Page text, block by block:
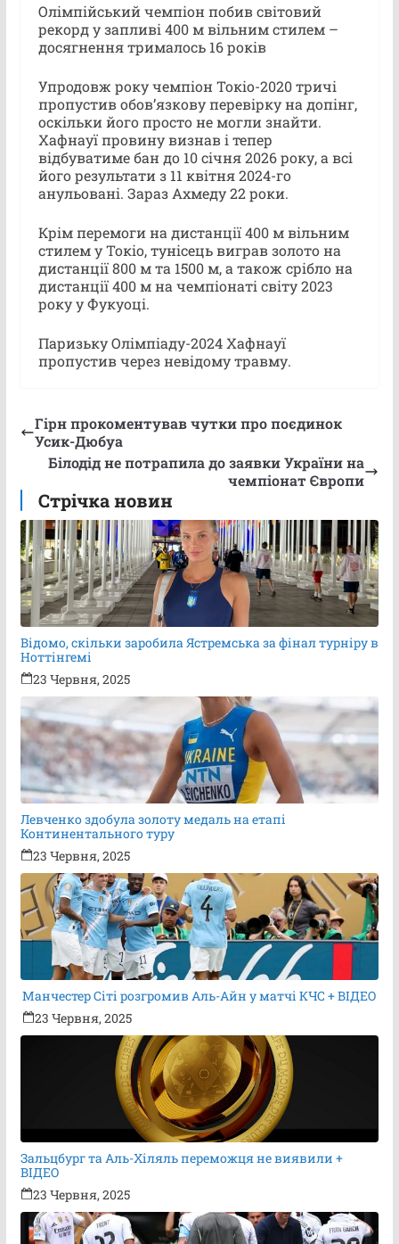
Олімпійський чемпіон побив світовий
рекорд у запливі 400 м вільним стилем –
досягнення трималось 16 років
Упродовж року чемпіон Токіо-2020 тричі
пропустив обов’язкову перевірку на допінг,
оскільки його просто не могли знайти.
Хафнауї провину визнав і тепер
відбуватиме бан до 10 січня 2026 року, а всі
його результати з 11 квітня 2024-го
анульовані. Зараз Ахмеду 22 роки.
Крім перемоги на дистанції 400 м вільним
стилем у Токіо, тунісець виграв золото на
дистанції 800 м та 1500 м, а також срібло на
дистанції 400 м на чемпіонаті світу 2023
року у Фукуоці.
Паризьку Олімпіаду-2024 Хафнауї
пропустив через невідому травму.
Гірн прокоментував чутки про поєдинок
Усик-Дюбуа
Білодід не потрапила до заявки України на
чемпіонат Європи
Стрічка новин
Відомо, скільки заробила Ястремська за фінал турніру в
Ноттінгемі
23 Червня, 2025
Левченко здобула золоту медаль на етапі
Континентального туру
23 Червня, 2025
Манчестер Сіті розгромив Аль-Айн у матчі КЧС + ВІДЕО
23 Червня, 2025
Зальцбург та Аль-Хіляль переможця не виявили +
ВІДЕО
23 Червня, 2025